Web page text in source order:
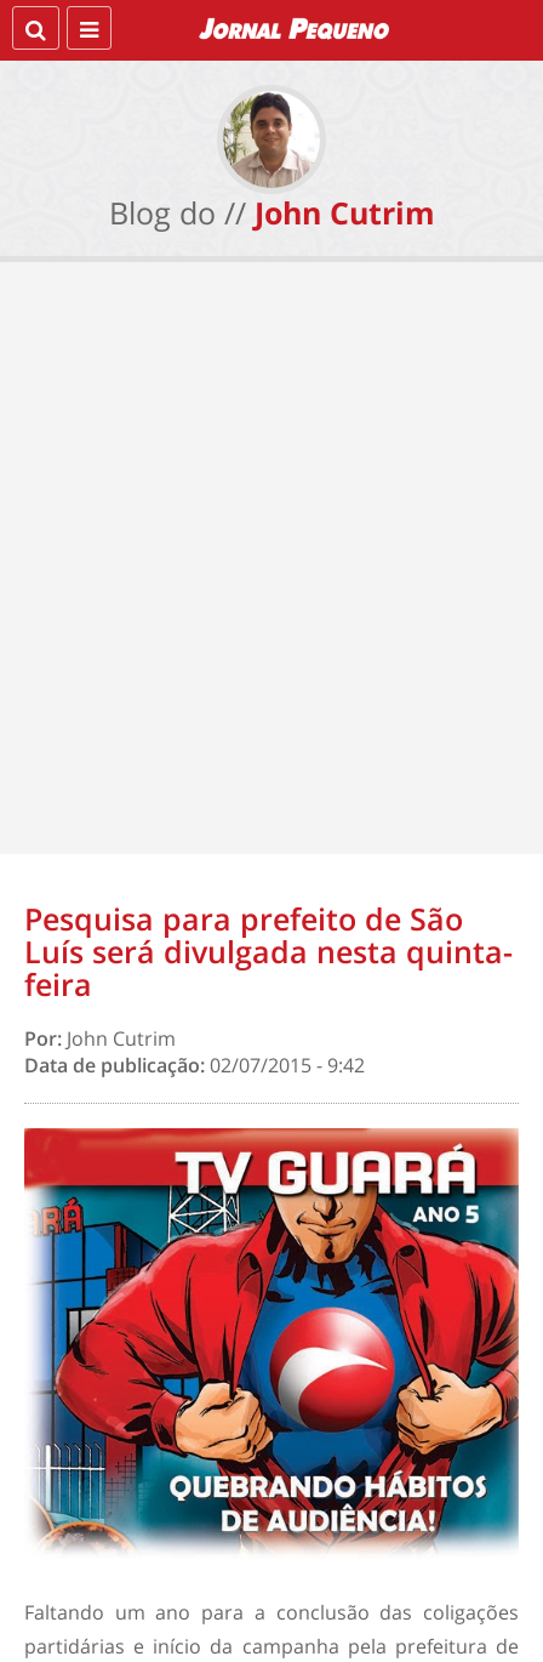
Blog do // John Cutrim
Pesquisa para prefeito de São
Luís será divulgada nesta quinta-
feira
Por: John Cutrim
Data de publicação:02/07/2015 - 9:42
Faltando um ano para a conclusão das coligações
partidárias e início da campanha pela prefeitura de